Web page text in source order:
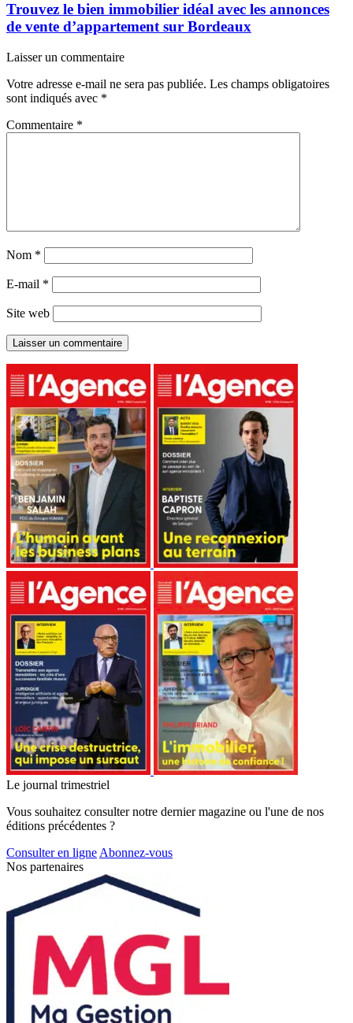
Trouvez le bien immobilier idéal avec les annonces
de vente d’appartement sur Bordeaux
Laisser un commentaire
Votre adresse e-mail ne sera pas publiée. Les champs obligatoires
sont indiqués avec *
Commentaire *
Nom *
E-mail *
Site web
Le journal trimestriel
Vous souhaitez consulter notre dernier magazine ou l'une de nos
éditions précédentes ?
Consulter en ligne Abonnez-vous
Nos partenaires